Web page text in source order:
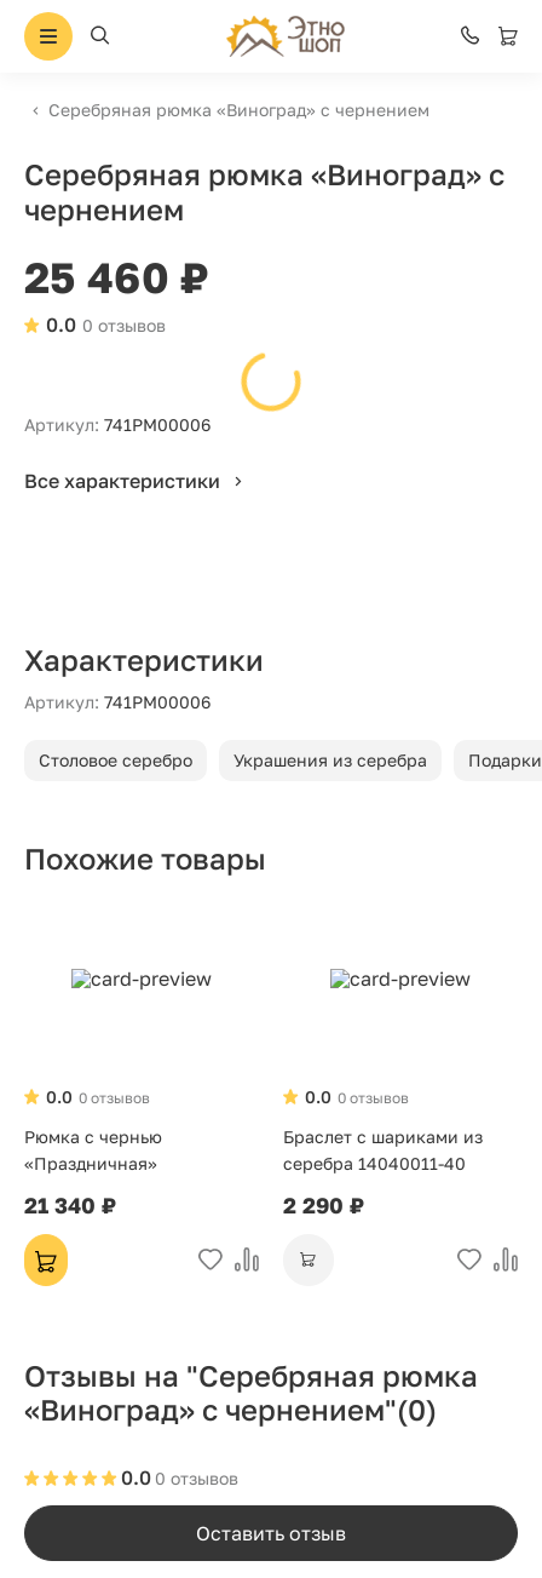
Серебряная рюмка «Виноград» с чернением
Серебряная рюмка «Виноград» с
чернением
25 460 ₽
0 отзывов
0.0
Артикул: 741РМ00006
Все характеристики
Характеристики
Артикул: 741РМ00006
Столовое серебро Украшения из серебра
Похожие товары
0 отзывов
0.0
Рюмка с чернью
«Праздничная»
21 340 ₽
0 отзывов
0.0
Браслет с шариками из
серебра 14040011-40
2 290 ₽
Отзывы на "Серебряная рюмка
«Виноград» с чернением"(0)
0 отзывов
0.0
Оставить отзыв